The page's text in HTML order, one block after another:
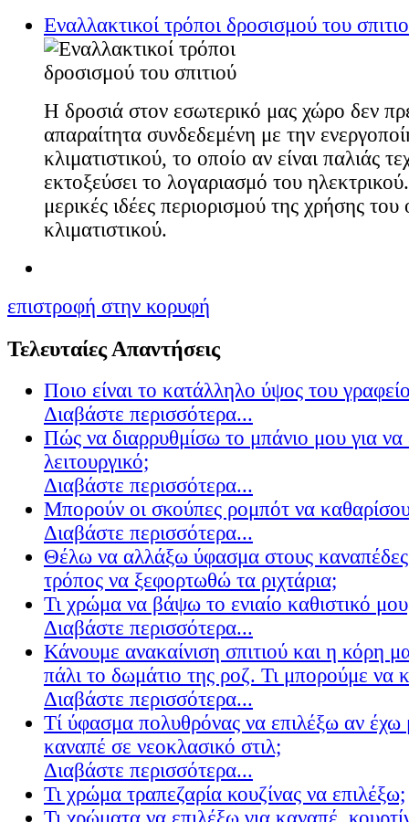
Εναλλακτικοί τρόποι δροσισμού του
Η δροσιά στον εσωτερικό μας χώρο δεν
απαραίτητα συνδεδεμένη με την
κλιματιστικού, το οποίο αν είναι παλιάς
εκτοξεύσει το λογαριασμό του
μερικές ιδέες περιορισμού της χρήσης του
κλιματιστικού.
επιστροφή στην κορυφή
Τελευταίες Απαντήσεις
Ποιο είναι το κατάλληλο ύψος του
Διαβάστε περισσότερα...
Πώς να διαρρυθμίσω το μπάνιο μου για να
λειτουργικό;
Διαβάστε περισσότερα...
Μπορούν οι σκούπες ρομπότ να
Διαβάστε περισσότερα...
Θέλω να αλλάξω ύφασμα στους
τρόπος να ξεφορτωθώ τα ριχτάρια;
Τι χρώμα να βάψω το ενιαίο καθιστικό
Διαβάστε περισσότερα...
Κάνουμε ανακαίνιση σπιτιού και η κόρη
πάλι το δωμάτιο της ροζ. Τι μπορούμε να
Διαβάστε περισσότερα...
Τί ύφασμα πολυθρόνας να επιλέξω αν έχω
καναπέ σε νεοκλασικό στιλ;
Διαβάστε περισσότερα...
Τι χρώμα τραπεζαρία κουζίνας να επιλέξω;